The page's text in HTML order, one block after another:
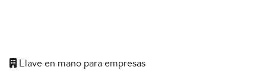
Llave en mano para empresas